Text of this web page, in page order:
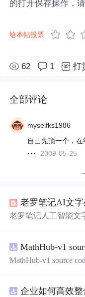
的打开保存操作，
给本帖投票
62 1 打
全部评论
myselfks1986
自己先顶一个，
2009-05-25
老罗笔记AI文字
老罗笔记人工智能文
MathHub-v1
MathHub-v1 source